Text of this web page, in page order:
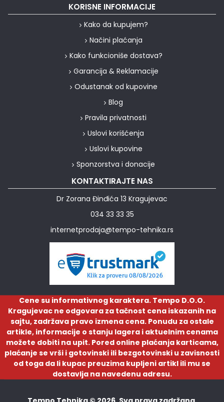
KORISNE INFORMACIJE
Kako da kupujem?
Načini plaćanja
Kako funkcioniše dostava?
Garancija & Reklamacije
Odustanak od kupovine
Blog
Pravila privatnosti
Uslovi korišćenja
Uslovi kupovine
Sponzorstva i donacije
KONTAKTIRAJTE NAS
Dr Zorana Đinđića 13 Kragujevac
034 33 33 35
internetprodaja@tempo-tehnika.rs
Cene su informativnog karaktera. Tempo D.O.O.
Kragujevac ne odgovara za tačnost cena iskazanih na
sajtu, zadržava pravo izmena cena. Ponudu za ostale
artikle, informacije o stanju lagera i aktuelnim cenama
možete dobiti na upit. Pored online plaćanja karticama,
plaćanje se vrši i gotovinski ili bezgotovinski u zavisnosti
od toga da li kupac preuzima kupljeni artikl ili mu se
dostavlja na navedenu adresu.